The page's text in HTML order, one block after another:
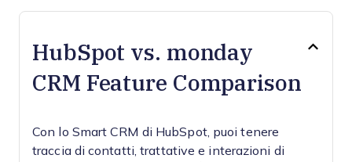
HubSpot vs. monday
CRM Feature Comparison
Con lo Smart CRM di HubSpot, puoi tenere
traccia di contatti, trattative e interazioni di